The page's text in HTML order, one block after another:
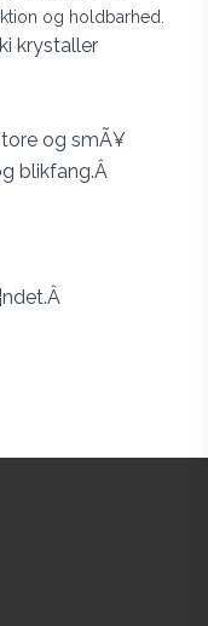
og holdbarhed.
krystaller
og smÃ¥
blikfang.Â